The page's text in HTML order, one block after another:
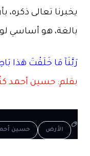
يخبرنا تعالى
بالغة، هو أساسي
رَبَّنَآ مَا خَلَقْتَ هَذا
بقلم: حسين أحمد
الأرض حسين